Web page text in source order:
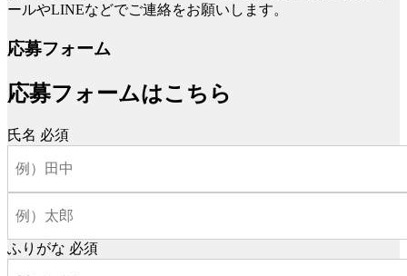
ールやLINEなどでご連絡をお願いします。
応募フォーム
応募フォームはこちら
氏名 必須
ふりがな 必須